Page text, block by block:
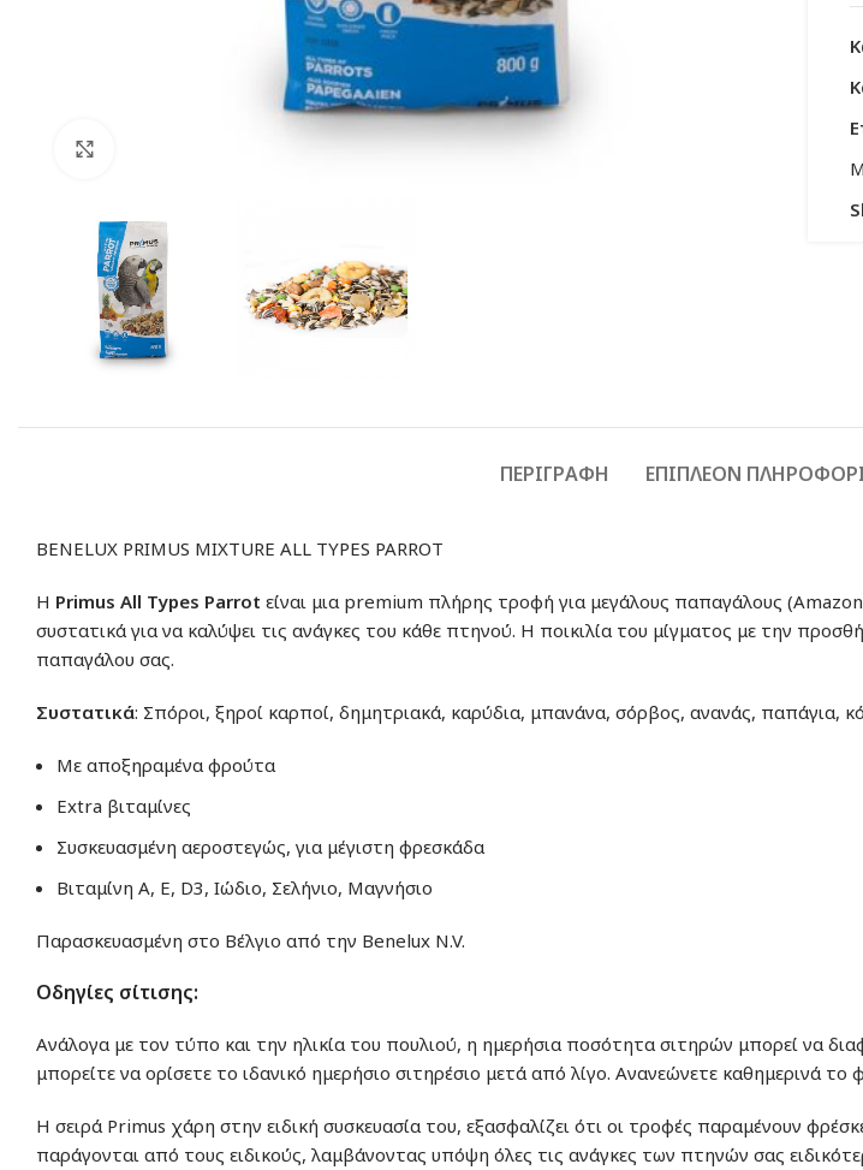
ΠΕΡΙΓΡΑΦΉ ΕΠΙΠΛΈΟΝ
BENELUX PRIMUS MIXTURE ALL TYPES PARROT
H Primus All Types Parrot είναι μια premium πλήρης τροφή για μεγάλους παπαγάλους
συστατικά για να καλύψει τις ανάγκες του κάθε πτηνού. Η ποικιλία του μίγματος με την
παπαγάλου σας.
Συστατικά: Σπόροι, ξηροί καρποί, δημητριακά, καρύδια, μπανάνα, σόρβος, ανανάς, παπάγια,
Με αποξηραμένα φρούτα
Extra βιταμίνες
Συσκευασμένη αεροστεγώς, για μέγιστη φρεσκάδα
Βιταμίνη A, E, D3, Ιώδιο, Σελήνιο, Μαγνήσιο
Παρασκευασμένη στο Βέλγιο από την Benelux N.V.
Οδηγίες σίτισης:
Ανάλογα με τον τύπο και την ηλικία του πουλιού, η ημερήσια ποσότητα σιτηρών μπορεί να
μπορείτε να ορίσετε το ιδανικό ημερήσιο σιτηρέσιο μετά από λίγο. Ανανεώνετε καθημερινά το
Η σειρά Primus χάρη στην ειδική συσκευασία του, εξασφαλίζει ότι οι τροφές παραμένουν
παράγονται από τους ειδικούς, λαμβάνοντας υπόψη όλες τις ανάγκες των πτηνών σας